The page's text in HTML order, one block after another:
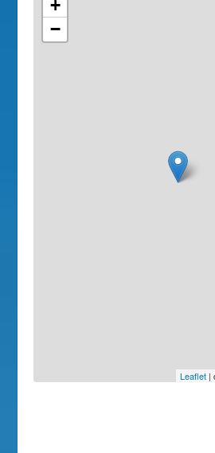
+
−
Leaflet|